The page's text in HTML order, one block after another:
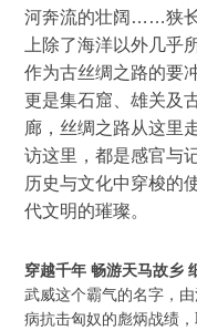
河奔流的壮阔……狭
上除了海洋以外几乎
作为古丝绸之路的要
更是集石窟、雄关及
廊，丝绸之路从这里
访这里，都是感官与
历史与文化中穿梭的
代文明的璀璨。
穿越千年 畅游天马故乡
武威这个霸气的名字，
病抗击匈奴的彪炳战绩